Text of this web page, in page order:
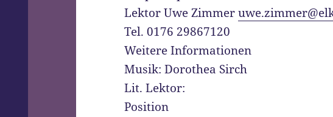
Lektor Uwe Zimmer
Tel. 0176 29867120
Weitere Informationen
Musik: Dorothea Sirch
Lit. Lektor:
Position